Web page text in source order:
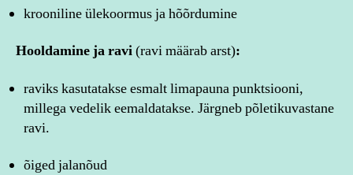
krooniline ülekoormus ja hõõrdumine
Hooldamine ja ravi(ravi määrab arst):
raviks kasutatakse esmalt limapauna punktsiooni,
millega vedelik eemaldatakse. Järgneb põletikuvastane
ravi.
õiged jalanõud